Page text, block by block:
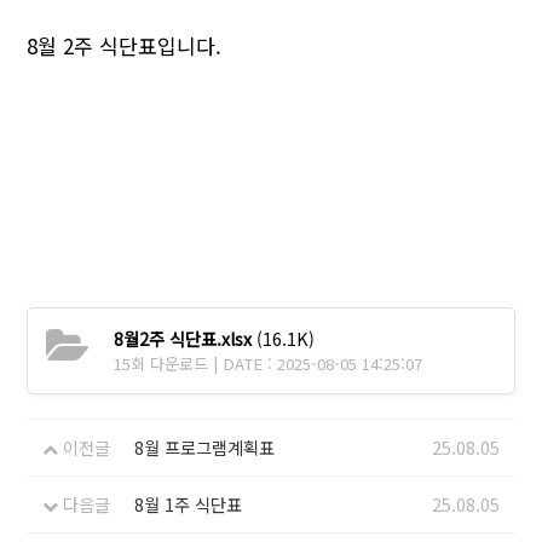
8월 2주 식단표입니다.
8월2주 식단표.xlsx(16.1K)
15회 다운로드 | DATE : 2025-08-05 14:25:07
이전글 8월 프로그램계획표 25.08.05
다음글 8월 1주 식단표 25.08.05